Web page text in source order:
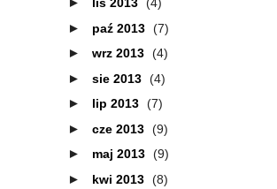
► paź 2013 (7)
► wrz 2013 (4)
► sie 2013 (4)
► lip 2013 (7)
► cze 2013 (9)
► maj 2013 (9)
► kwi 2013 (8)